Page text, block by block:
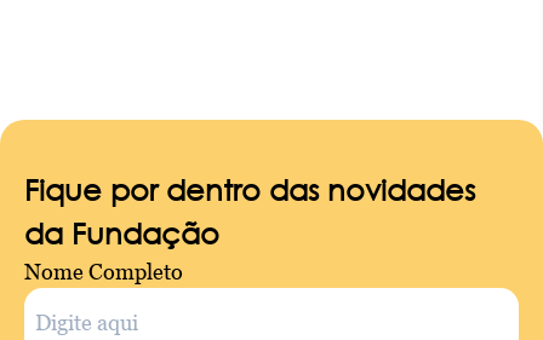
Fique por dentro das novidades
da Fundação
Nome Completo